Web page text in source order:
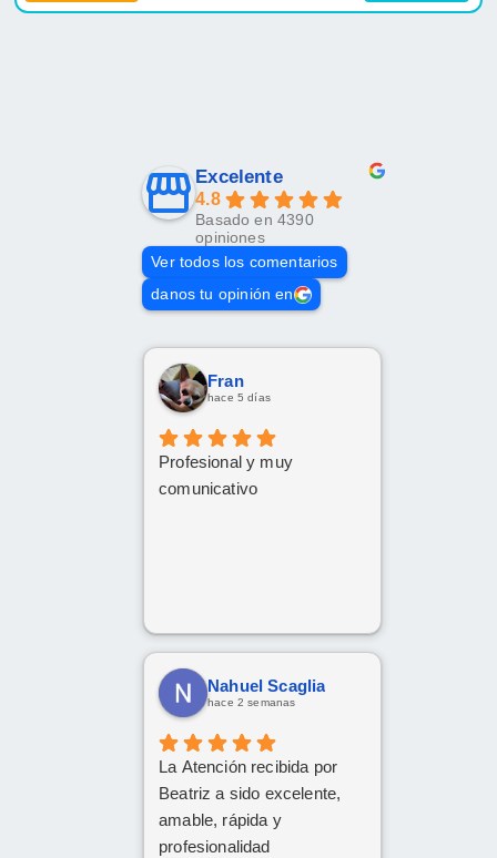
Excelente
4.8
Basado en 4390
opiniones
Ver todos los comentarios
danos tu opinión en
Fran
hace 5 días
Profesional y muy
comunicativo
Nahuel Scaglia
hace 2 semanas
La Atención recibida por
Beatriz a sido excelente,
amable, rápida y
profesionalidad